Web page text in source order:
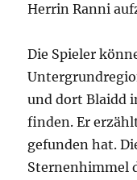
Herrin Ranni
Die Spieler
und dort Blaidd
finden. Er
gefunden hat.
Sternenhimmel